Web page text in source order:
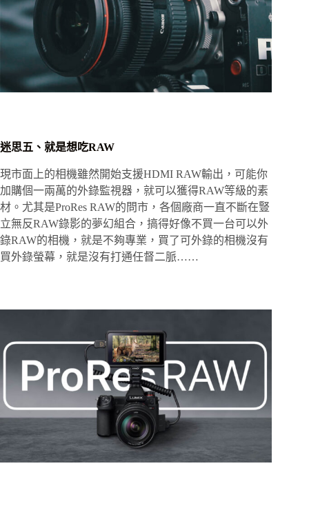
迷思五、就是想吃RAW
現市面上的相機雖然開始支援HDMI RAW輸出，可能你
加購個一兩萬的外錄監視器，就可以獲得RAW等級的素
材。尤其是ProRes RAW的問市，各個廠商一直不斷在豎
立無反RAW錄影的夢幻組合，搞得好像不買一台可以外
錄RAW的相機，就是不夠專業，買了可外錄的相機沒有
買外錄螢幕，就是沒有打通任督二脈……